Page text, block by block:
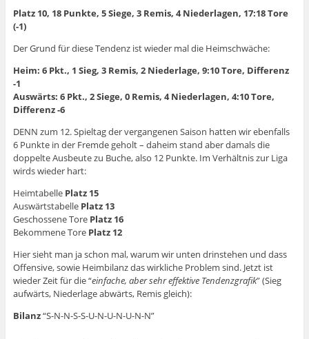
Platz 10, 18 Punkte, 5 Siege, 3 Remis, 4 Niederlagen, 17:18 Tore
(-1)
Der Grund für diese Tendenz ist wieder mal die Heimschwäche:
Heim: 6 Pkt., 1 Sieg, 3 Remis, 2 Niederlage, 9:10 Tore, Differenz
-1
Auswärts: 6 Pkt., 2 Siege, 0 Remis, 4 Niederlagen, 4:10 Tore,
Differenz -6
DENN zum 12. Spieltag der vergangenen Saison hatten wir ebenfalls
6 Punkte in der Fremde geholt – daheim stand aber damals die
doppelte Ausbeute zu Buche, also 12 Punkte. Im Verhältnis zur Liga
wirds wieder hart:
Heimtabelle Platz 15
Auswärtstabelle Platz 13
Geschossene Tore Platz 16
Bekommene Tore Platz 12
Hier sieht man ja schon mal, warum wir unten drinstehen und dass
Offensive, sowie Heimbilanz das wirkliche Problem sind. Jetzt ist
wieder Zeit für die “einfache, aber sehr effektive Tendenzgrafik” (Sieg
aufwärts, Niederlage abwärts, Remis gleich):
Bilanz“S-N-N-S-S-U-N-U-N-U-N-N”